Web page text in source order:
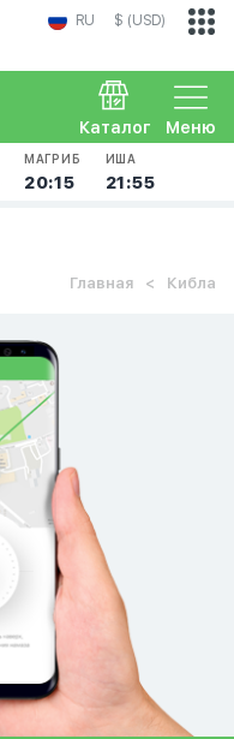
RU $ (USD)
Меню
Каталог
МАГРИБ
20:15
ИША
21:55
Главная Кибла